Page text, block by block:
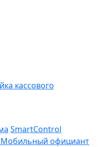
кассового
SmartControl
Мобильный официант